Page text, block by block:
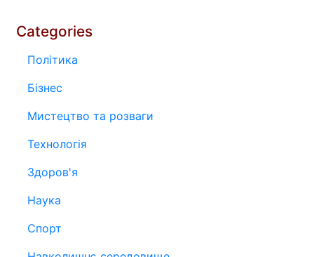
Categories
Політика
Бізнес
Мистецтво та розваги
Технологія
Здоров'я
Наука
Спорт